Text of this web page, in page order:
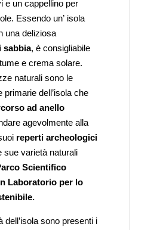
e un cappellino per
Essendo un’ isola
una deliziosa
sabbia, è consigliabile
e crema solare.
naturali sono le
primarie dell’isola che
ad anello
agevolmente alla
reperti archeologici
sue varietà naturali
Scientifico
Laboratorio per lo
dell’isola sono presenti i